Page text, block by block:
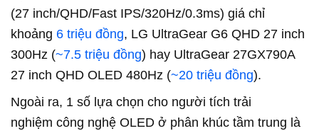
(27 inch/QHD/Fast IPS/320Hz/0.3ms) giá chỉ
khoảng 6 triệu đồng, LG UltraGear G6 QHD 27 inch
300Hz (~7.5 triệu đồng) hay UltraGear 27GX790A
27 inch QHD OLED 480Hz (~20 triệu đồng).
Ngoài ra, 1 số lựa chọn cho người tích trải
nghiệm công nghệ OLED ở phân khúc tầm trung là